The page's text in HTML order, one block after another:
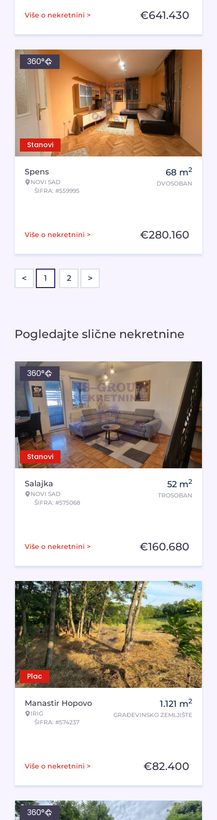
Više o nekretnini > €641.430
Stanovi
360°
Spens
NOVI SAD
ŠIFRA: #559995
68 m2
DVOSOBAN
Više o nekretnini > €280.160
< 1 2 >
Pogledajte slične nekretnine
Stanovi
360°
Salajka
NOVI SAD
ŠIFRA: #575068
52 m2
TROSOBAN
Više o nekretnini > €160.680
Plac
Manastir Hopovo
IRIG
ŠIFRA: #574237
1.121 m2
GRAĐEVINSKO ZEMLJIŠTE
Više o nekretnini > €82.400
360°